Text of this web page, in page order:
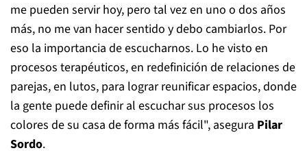
me pueden servir hoy, pero tal vez en uno o dos años
más, no me van hacer sentido y debo cambiarlos. Por
eso la importancia de escucharnos. Lo he visto en
procesos terapéuticos, en redefinición de relaciones de
parejas, en lutos, para lograr reunificar espacios, donde
la gente puede definir al escuchar sus procesos los
colores de su casa de forma más fácil", asegura Pilar
Sordo.